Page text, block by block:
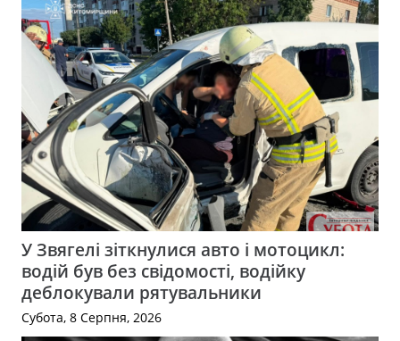
У Звягелі зіткнулися авто і мотоцикл:
водій був без свідомості, водійку
деблокували рятувальники
Субота, 8 Серпня, 2026